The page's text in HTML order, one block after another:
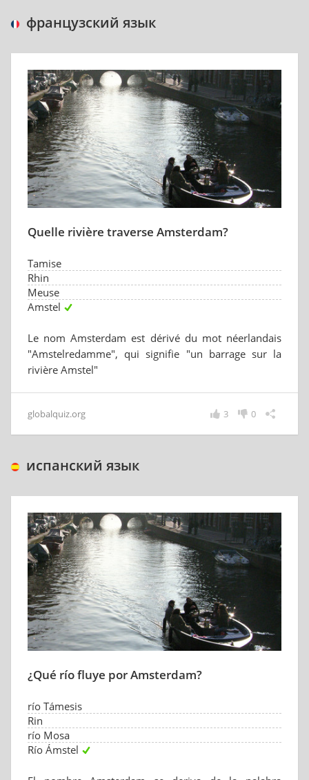
французский язык
Quelle rivière traverse Amsterdam?
Tamise
Rhin
Meuse
Amstel
Le nom Amsterdam est dérivé du mot néerlandais
"Amstelredamme", qui signifie "un barrage sur la
rivière Amstel"
globalquiz.org 0
3
испанский язык
¿Qué río fluye por Amsterdam?
río Támesis
Rin
río Mosa
Río Ámstel